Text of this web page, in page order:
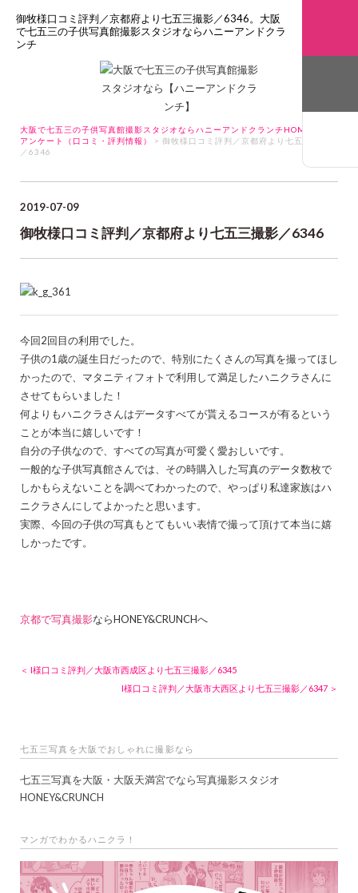
御牧様口コミ評判／京都府より七五三撮影／6346。大阪
で七五三の子供写真館撮影スタジオならハニーアンドクラ
ンチ
大阪で七五三の子供写真館撮影スタジオならハニーアンドクランチHOME
アンケート（口コミ・評判情報）
> 御牧様口コミ評判／京都府より七五三撮影
／6346
2019-07-09
御牧様口コミ評判／京都府より七五三撮影／6346
今回2回目の利用でした。
子供の1歳の誕生日だったので、特別にたくさんの写真を撮ってほし
かったので、マタニティフォトで利用して満足したハニクラさんに
させてもらいました！
何よりもハニクラさんはデータすべてが貰えるコースが有るという
ことが本当に嬉しいです！
自分の子供なので、すべての写真が可愛く愛おしいです。
一般的な子供写真館さんでは、その時購入した写真のデータ数枚で
しかもらえないことを調べてわかったので、やっぱり私達家族はハ
ニクラさんにしてよかったと思います。
実際、今回の子供の写真もとてもいい表情で撮って頂けて本当に嬉
しかったです。
京都で写真撮影ならHONEY&CRUNCHへ
＜ I様口コミ評判／大阪市西成区より七五三撮影／6345
I様口コミ評判／大阪市大西区より七五三撮影／6347 ＞
七五三写真を大阪でおしゃれに撮影なら
七五三写真を大阪・大阪天満宮でなら写真撮影スタジオ
HONEY&CRUNCH
マンガでわかるハニクラ！